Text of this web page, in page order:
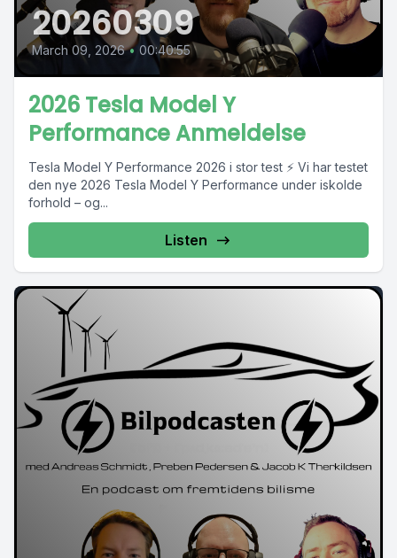
20260309
March 09, 2026 • 00:40:55
2026 Tesla Model Y
Performance Anmeldelse
Tesla Model Y Performance 2026 i stor test ⚡ Vi har testet
den nye 2026 Tesla Model Y Performance under iskolde
forhold – og...
Listen